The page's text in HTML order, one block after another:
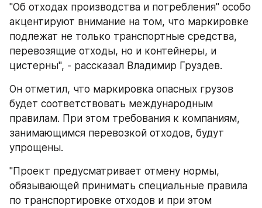
"Об отходах производства и потребления" особо
акцентируют внимание на том, что маркировке
подлежат не только транспортные средства,
перевозящие отходы, но и контейнеры, и
цистерны", - рассказал Владимир Груздев.
Он отметил, что маркировка опасных грузов
будет соответствовать международным
правилам. При этом требования к компаниям,
занимающимся перевозкой отходов, будут
упрощены.
"Проект предусматривает отмену нормы,
обязывающей принимать специальные правила
по транспортировке отходов и при этом